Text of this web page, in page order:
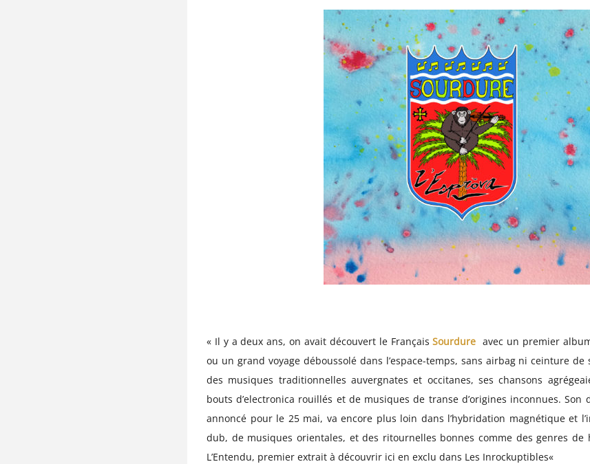
« Il y a deux ans, on avait découvert le FrançaisSourdure avec un premier
ou un grand voyage déboussolé dans l’espace-temps, sans airbag ni ceinture
des musiques traditionnelles auvergnates et occitanes, ses chansons
bouts d’electronica rouillés et de musiques de transe d’origines inconnues. Son
annoncé pour le 25 mai, va encore plus loin dans l’hybridation magnétique et
dub, de musiques orientales, et des ritournelles bonnes comme des genres de
L’Entendu, premier extrait à découvrir ici en exclu dans Les Inrockuptibles«